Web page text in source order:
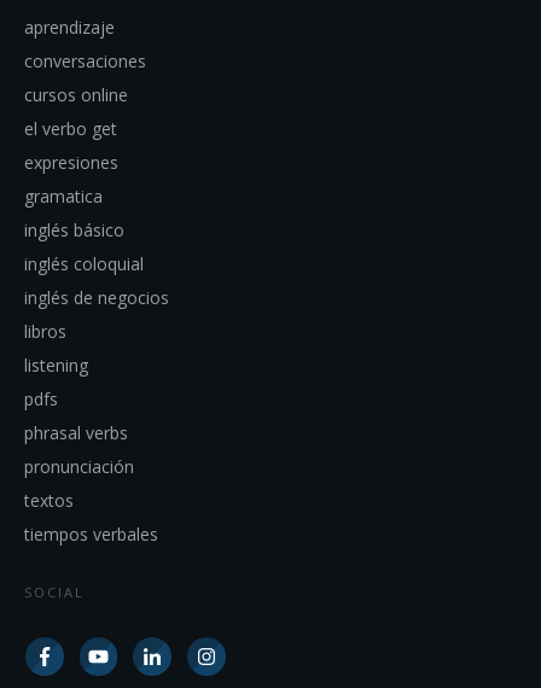
aprendizaje
conversaciones
cursos online
el verbo get
expresiones
gramatica
inglés básico
inglés coloquial
inglés de negocios
libros
listening
pdfs
phrasal verbs
pronunciación
textos
tiempos verbales
SOCIAL